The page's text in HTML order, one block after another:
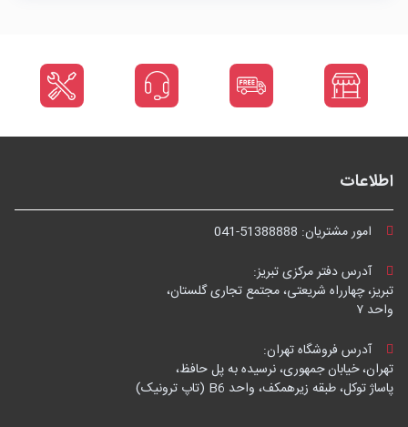
اطلاعات
امور مشتریان: 041-51388888
آدرس دفتر مرکزی تبریز:
تبریز، چهارراه شریعتی، مجتمع تجاری گلستان،
واحد ۷
آدرس فروشگاه تهران:
تهران، خیابان جمهوری، نرسیده به پل حافظ،
پاساژ توکل، طبقه زیرهمکف، واحد B6 (تاپ ترونیک)